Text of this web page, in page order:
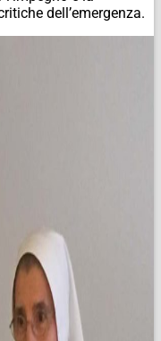
dell’emergenza.